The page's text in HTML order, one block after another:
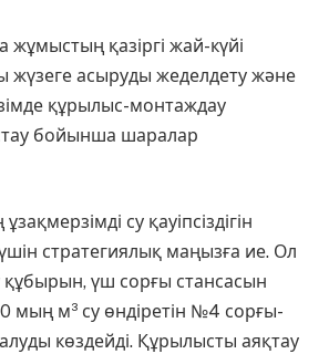
қазіргі жай-күйі
жүзеге асыруды жеделдету және
құрылыс-монтаждау
бойынша шаралар
су қауіпсіздігін
стратегиялық маңызға ие. Ол
үш сорғы стансасын
мың м³ су өндіретін №4 сорғы-
көздейді. Құрылысты аяқтау